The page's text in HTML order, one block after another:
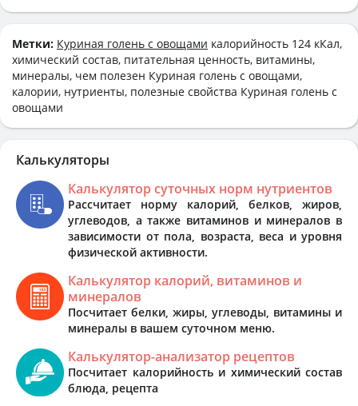
Метки: Куриная голень с овощами калорийность 124 кКал,
химический состав, питательная ценность, витамины,
минералы, чем полезен Куриная голень с овощами,
калории, нутриенты, полезные свойства Куриная голень с
овощами
Калькуляторы
Калькулятор суточных норм нутриентов
Рассчитает норму калорий, белков, жиров,
углеводов, а также витаминов и минералов в
зависимости от пола, возраста, веса и уровня
физической активности.
Калькулятор калорий, витаминов и
минералов
Посчитает белки, жиры, углеводы, витамины и
минералы в вашем суточном меню.
Калькулятор-анализатор рецептов
Посчитает калорийность и химический состав
блюда, рецепта